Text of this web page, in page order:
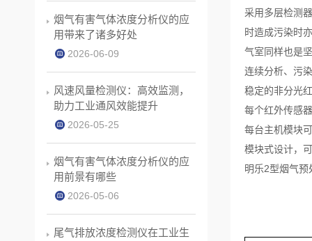
采用多层检测
时造成污染时
气室同样也是
连续分析、污
稳定的非分光
每个红外传感
每台主机模块
模块式设计，
明乐2型烟气预
烟气有害气体浓度分析仪的应
用带来了诸多好处
2026-06-09
风速风量检测仪：高效监测，
助力工业通风效能提升
2026-05-25
烟气有害气体浓度分析仪的应
用前景有哪些
2026-05-06
尾气排放浓度检测仪在工业生